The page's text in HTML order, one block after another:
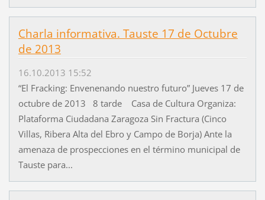
Charla informativa. Tauste 17 de Octubre
de 2013
16.10.2013 15:52
“El Fracking: Envenenando nuestro futuro” Jueves 17 de
octubre de 2013 8 tarde Casa de Cultura Organiza:
Plataforma Ciudadana Zaragoza Sin Fractura (Cinco
Villas, Ribera Alta del Ebro y Campo de Borja) Ante la
amenaza de prospecciones en el término municipal de
Tauste para...